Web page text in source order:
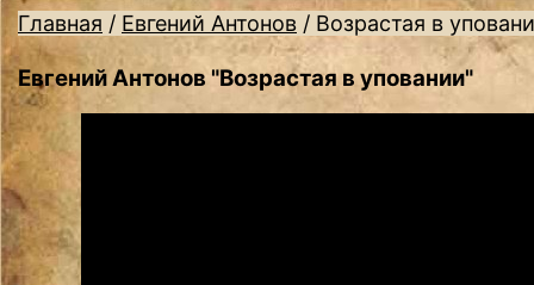
Главная / Евгений Антонов / Возрастая в
Евгений Антонов "Возрастая в уповании"